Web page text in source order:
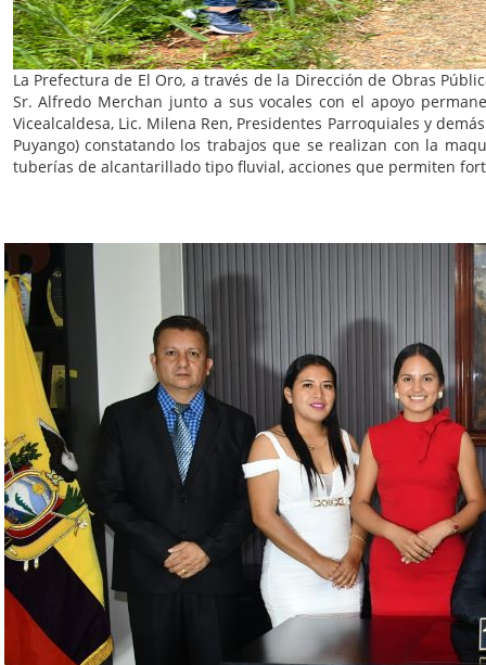
La Prefectura de El Oro, a través de la Dirección de Obras
Sr. Alfredo Merchan junto a sus vocales con el apoyo
Vicealcaldesa, Lic. Milena Ren, Presidentes Parroquiales y
Puyango) constatando los trabajos que se realizan con la
tuberías de alcantarillado tipo fluvial, acciones que permiten